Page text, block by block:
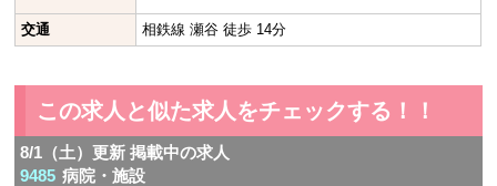
交通 相鉄線 瀬谷 徒歩 14分
この求人と似た求人をチェックする！！
8/1（土）更新 掲載中の求人
9485 病院・施設